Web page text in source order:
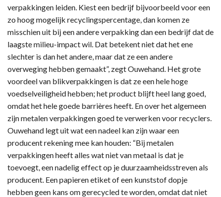
verpakkingen leiden. Kiest een bedrijf bijvoorbeeld voor een
zo hoog mogelijk recyclingspercentage, dan komen ze
misschien uit bij een andere verpakking dan een bedrijf dat de
laagste milieu-impact wil. Dat betekent niet dat het ene
slechter is dan het andere, maar dat ze een andere
overweging hebben gemaakt”, zegt Ouwehand. Het grote
voordeel van blikverpakkingen is dat ze een hele hoge
voedselveiligheid hebben; het product blijft heel lang goed,
omdat het hele goede barrières heeft. En over het algemeen
zijn metalen verpakkingen goed te verwerken voor recyclers.
Ouwehand legt uit wat een nadeel kan zijn waar een
producent rekening mee kan houden: “Bij metalen
verpakkingen heeft alles wat niet van metaal is dat je
toevoegt, een nadelig effect op je duurzaamheidsstreven als
producent. Een papieren etiket of een kunststof dopje
hebben geen kans om gerecycled te worden, omdat dat niet